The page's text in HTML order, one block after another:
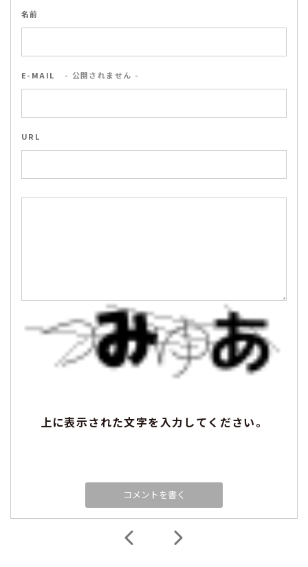
名前
E-MAIL - 公開されません -
URL
上に表示された文字を入力してください。